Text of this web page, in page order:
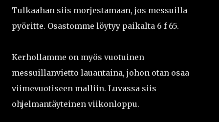
Tulkaahan siis morjestamaan, jos messuilla
pyöritte. Osastomme löytyy paikalta 6 f 65.
Kerhollamme on myös vuotuinen
messuillanvietto lauantaina, johon otan osaa
viimevuotiseen malliin. Luvassa siis
ohjelmantäyteinen viikonloppu.